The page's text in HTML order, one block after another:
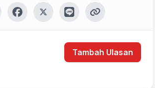
Tambah Ulasan